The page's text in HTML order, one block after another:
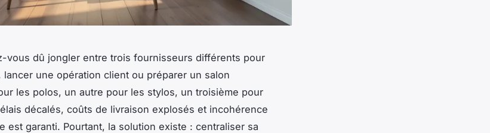
vous dû jongler entre trois fournisseurs différents pour
une opération client ou préparer un salon
les polos, un autre pour les stylos, un troisième pour
décalés, coûts de livraison explosés et incohérence
est garanti. Pourtant, la solution existe : centraliser sa